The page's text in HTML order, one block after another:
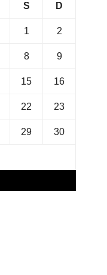
S D
1 2
8 9
15 16
22 23
29 30